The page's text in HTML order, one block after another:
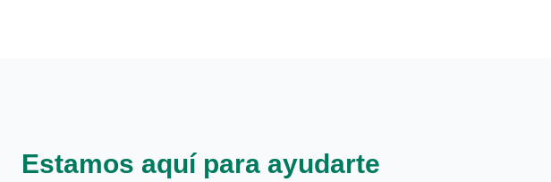
Estamos aquí para ayudarte